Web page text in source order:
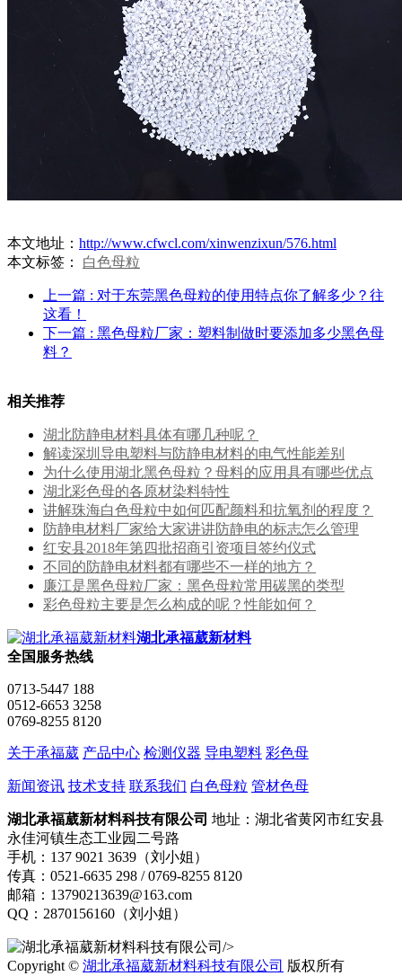
本文地址： http://www.cfwcl.com/xinwenzixun/576.html
本文标签： 白色母粒
上一篇 : 对于东莞黑色母粒的使用特点你了解多少？往
这看！
下一篇 : 黑色母粒厂家：塑料制做时要添加多少黑色母
料？
相关推荐
湖北防静电材料具体有哪几种呢？
解读深圳导电塑料与防静电材料的电气性能差别
为什么使用湖北黑色母粒？母料的应用具有哪些优点
湖北彩色母的各原材染料特性
讲解珠海白色母粒中如何匹配颜料和抗氧剂的程度？
防静电材料厂家给大家讲讲防静电的标志怎么管理
红安县2018年第四批招商引资项目签约仪式
不同的防静电材料都有哪些不一样的地方？
廉江是黑色母粒厂家：黑色母粒常用碳黑的类型
彩色母粒主要是怎么构成的呢？性能如何？
湖北承福葳新材料
全国服务热线
0713-5447 188
0512-6653 3258
0769-8255 8120
关于承福葳 产品中心 检测仪器 导电塑料 彩色母
新闻资讯 技术支持 联系我们 白色母粒 管材色母
湖北承福葳新材料科技有限公司 地址：湖北省黄冈市红安县
永佳河镇生态工业园二号路
手机：137 9021 3639（刘小姐）
传真：0521-6635 298 / 0769-8255 8120
邮箱：13790213639@163.com
QQ：2870156160（刘小姐）
/>
Copyright © 湖北承福葳新材料科技有限公司 版权所有